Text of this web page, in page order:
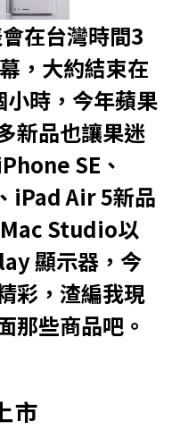
在台灣時間3
，大約結束在
時，今年蘋果
新品也讓果迷
SE、
iPad Air 5新品
Studio以
顯示器，今
彩，渣編我現
那些商品吧。
市